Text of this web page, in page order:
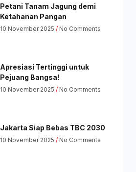
Petani Tanam Jagung demi
Ketahanan Pangan
10 November 2025 No Comments
Apresiasi Tertinggi untuk
Pejuang Bangsa!
10 November 2025 No Comments
Jakarta Siap Bebas TBC 2030
10 November 2025 No Comments